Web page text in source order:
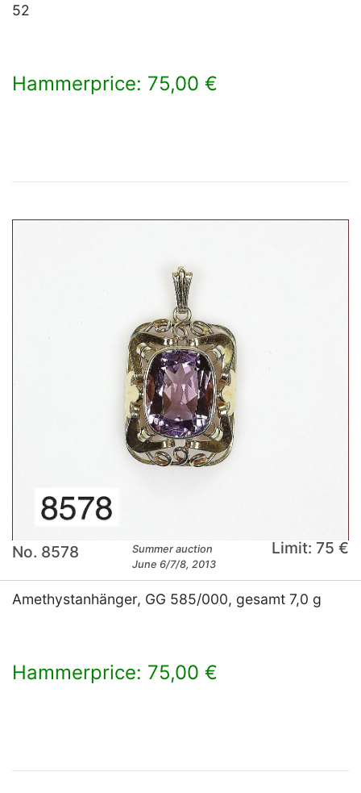
52
Hammerprice: 75,00 €
No. 8578
Summer auction
June 6/7/8, 2013
Limit: 75 €
Amethystanhänger, GG 585/000, gesamt 7,0 g
Hammerprice: 75,00 €